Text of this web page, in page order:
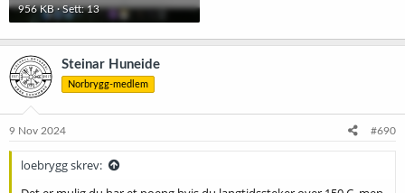
956 KB · Sett: 13
Steinar Huneide
Norbrygg-medlem
9 Nov 2024 #690
loebrygg skrev: